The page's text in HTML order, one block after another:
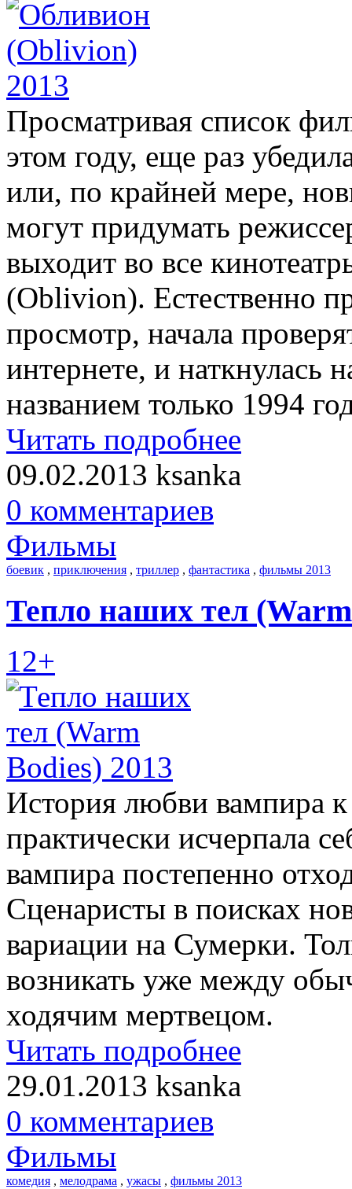
Просматривая список
этом году, еще раз
или, по крайней мере,
могут придумать
выходит во все
(Oblivion). Естественно
просмотр, начала
интернете, и наткнулась
названием только 1994
Читать подробнее
09.02.2013 ksanka
0 комментариев
Фильмы
боевик , приключения , триллер , фантастика , фильмы 2013
Тепло наших тел
12+
История любви вампира
практически исчерпала
вампира постепенно
Сценаристы в поисках
вариации на Сумерки.
возникать уже между
ходячим мертвецом.
Читать подробнее
29.01.2013 ksanka
0 комментариев
Фильмы
комедия , мелодрама , ужасы , фильмы 2013